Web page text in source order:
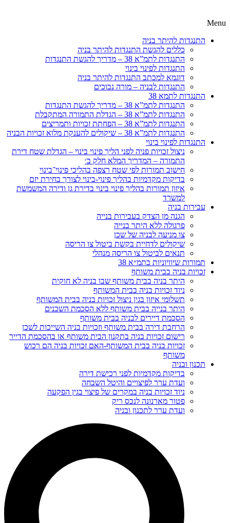
Menu
התנגדות להיתר בניה
כללים להגשת התנגדות להיתר בניה
התנגדות לתמ”א 38 – מדריך להגשת התנגדות
התנגדות לפינוי בינוי
דוגמא למכתב התנגדות להיתר בניה
התנגדות לבניה – מורה נבוכים
התנגדות לתמא 38
התנגדות לתמ”א 38 – מדריך להגשת התנגדות
התנגדות לתמ”א 38 – הגדלת התמורה המתקבלת
התנגדות לתמ”א 38 – הפחתת זכויות ותמריצים
התנגדות לתמ”א 38 – שיקולים להענקת מלוא זכויות הבניה
התנגדות לפינוי בינוי
ניצול זכויות פניה לפני הליך פינוי בינוי – הגדלת שטח דירת
התמורה – המדריך המלא חלק ב׳
חישוב תמורות לפי שטח רצפה בהליכי פינוי־בינוי
בדיקות מקדמיות בהליך פינוי-בינוי לצורך בחירת יזם
איזון תמורות בהליך פינוי בינוי בדירת גן ודירה המשמשת
למשרד
עבירות בניה
הגנה מן הצדק בעבירות בנייה
פרגולה ללא היתר בנייה
צו מניעה לבניה של שכן
שיקולים לדחיית בקשת ביטול צו הריסה
תנאים לביטול צו הריסה מנהלי
תמורות שיוויוניות בתמ״א 38
זכויות בניה בבית משותף
היתר בניה בבית משותף שבו בניה לא חוקית
ניוד זכויות בניה בבית המשותף
תשלומי איזון בגין ניצול זכויות בניה בבית המשותף
היתר בנייה בבית משותף ללא הסכמת השכנים
הסכמת דיירים לבניה בבית משותף
הרחבת דירה בבית משותף וזכויות בניה השייכות לשכן
רישום זכויות בניה בתקנון הבית משותף או בהסכמת הדייר
זכויות בניה בבית המשותף-האם זכויות בניה הם רכוש
משותף
תכנון ובניה
בדיקות מקדמיות לפני רכישת דירה
ועדת ערר לפיצויים והיטל השבחה
ניוד זכויות בניה במקרים של פיצוי בגין הפקעה
פטור מארנונה לנכס ריק
ועדת ערר לתכנון ובניה